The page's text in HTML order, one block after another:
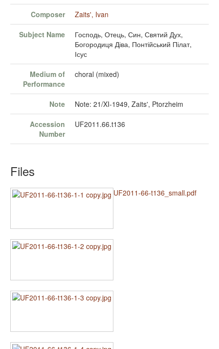
Composer Zaits', Ivan
Subject Name
Господь, Отець, Син, Святий Дух,
Богородиця Діва, Понтійський Пілат,
Ісус
Medium of
Performance
choral (mixed)
Note Note: 21/XI-1949, Zaits', Ptorzheim
Accession
Number
UF2011.66.t136
Files
UF2011-66-t136_small.pdf